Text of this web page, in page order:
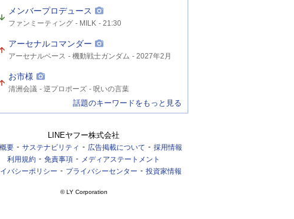
ー
ド
メンバープロデュース
関
連
ー
ド
ファンミーティング MILK 21:30
アーセナルコマンダー
関
連
ー
ド
アーセナルベース 機動戦士ガンダム 2027年2月
お市様
関
連
清洲会議 逆プロポーズ 呪いの言葉
話題のキーワードをもっと見る
LINEヤフー株式会社
要 サステナビリティ 広告掲載について
採用情報
利用規約
免責事項
メディアステートメント
バシーポリシー
プライバシーセンター 投資家情報
© LY Corporation